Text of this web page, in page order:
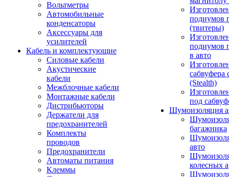
Вольтметры
Автомобильные
конденсаторы
Аксессуары для
усилителей
Кабель и комплектующие
Силовые кабели
Акустические
кабели
Межблочные кабели
Монтажные кабели
Дистрибьюторы
Держатели для
предохранителей
Комплекты
проводов
Предохранители
Автоматы питания
Клеммы
подиумов
(твитеры)
подиумов
в авто
сабвуфера
(Stealth)
под
Шумоизоляция
багажника
авто
колесных